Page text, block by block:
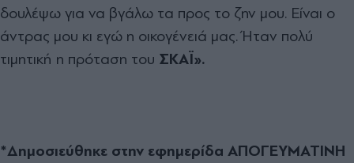
δουλέψω για να βγάλω τα προς το ζην µου. Είναι ο
άντρας µου κι εγώ η οικογένειά µας. Ήταν πολύ
τιµητική η πρόταση του ΣΚΑΪ».
*Δημοσιεύθηκε στην εφημερίδα ΑΠΟΓΕΥΜΑΤΙΝΗ